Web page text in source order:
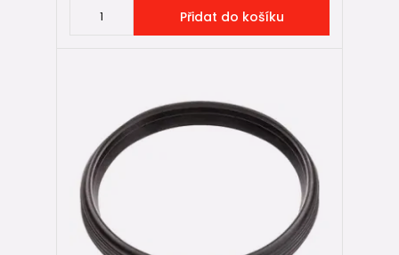
Přidat do košíku